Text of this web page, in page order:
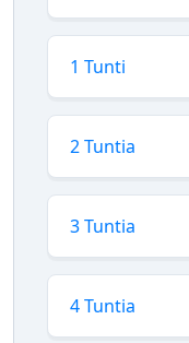
1 Tunti
2 Tuntia
3 Tuntia
4 Tuntia